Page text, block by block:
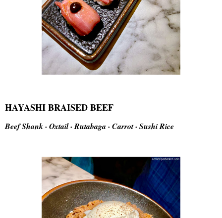
HAYASHI BRAISED BEEF
Beef Shank · Oxtail · Rutabaga · Carrot · Sushi Rice